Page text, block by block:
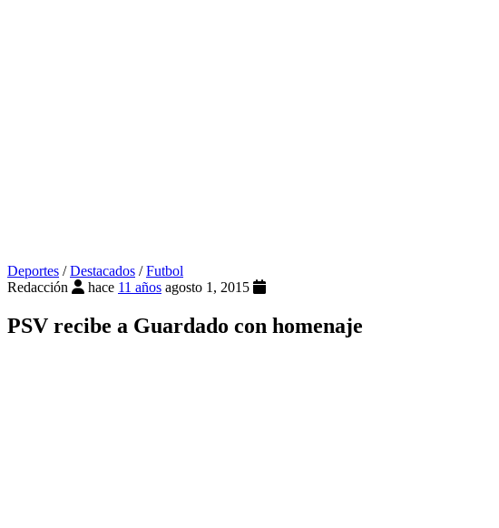
Deportes /Destacados /Futbol
Redacción
hace 11 años agosto 1, 2015
PSV recibe a Guardado con homenaje